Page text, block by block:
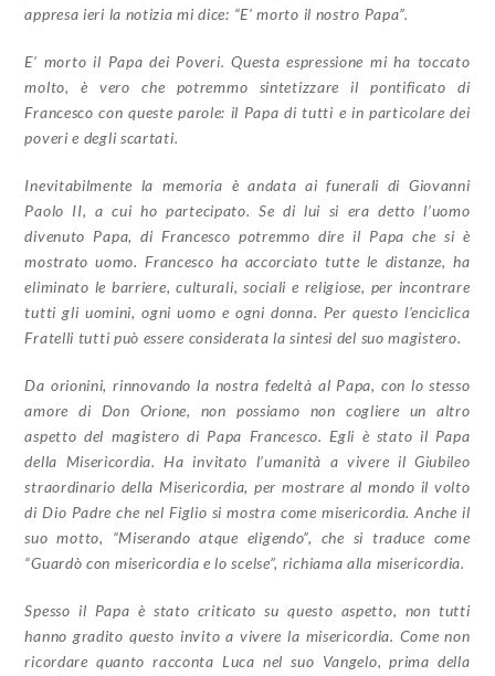
appresa ieri la notizia mi dice: “E’ morto il nostro Papa”.
E’ morto il Papa dei Poveri. Questa espressione mi ha toccato
molto, è vero che potremmo sintetizzare il pontificato di
Francesco con queste parole: il Papa di tutti e in particolare dei
poveri e degli scartati.
Inevitabilmente la memoria è andata ai funerali di Giovanni
Paolo II, a cui ho partecipato. Se di lui si era detto l’uomo
divenuto Papa, di Francesco potremmo dire il Papa che si è
mostrato uomo. Francesco ha accorciato tutte le distanze, ha
eliminato le barriere, culturali, sociali e religiose, per incontrare
tutti gli uomini, ogni uomo e ogni donna. Per questo l’enciclica
Fratelli tutti può essere considerata la sintesi del suo magistero.
Da orionini, rinnovando la nostra fedeltà al Papa, con lo stesso
amore di Don Orione, non possiamo non cogliere un altro
aspetto del magistero di Papa Francesco. Egli è stato il Papa
della Misericordia. Ha invitato l’umanità a vivere il Giubileo
straordinario della Misericordia, per mostrare al mondo il volto
di Dio Padre che nel Figlio si mostra come misericordia. Anche il
suo motto, “Miserando atque eligendo”, che si traduce come
“Guardò con misericordia e lo scelse”, richiama alla misericordia.
Spesso il Papa è stato criticato su questo aspetto, non tutti
hanno gradito questo invito a vivere la misericordia. Come non
ricordare quanto racconta Luca nel suo Vangelo, prima della